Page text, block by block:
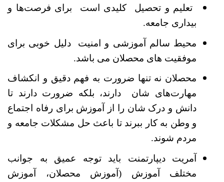
تعلیم و تحصیل کلیدی است برای فرصت‌ها و
بیداری جامعه.
محیط سالم آموزشی و امنیت دلیل خوبی برای
موفقیت های محصلان می باشد.
محصلان نه تنها ضرورت به فهم دقیق و انکشاف
مهارت‌های شان دارند، بلکه ضرورت دارند تا
دانش و درک شان را از آموزش برای رفاه اجتماع
و وطن به کار ببرند تا باعث حل مشکلات جامعه و
مردم شوند.
آمریت دیپارتمنت باید توجه عمیق به جوانب
مختلف آموزش (آموزش محصلان، آموزش